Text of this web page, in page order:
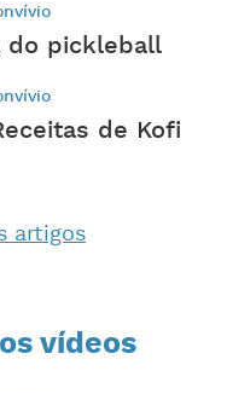
do pickleball
de Kofi
artigos
vídeos